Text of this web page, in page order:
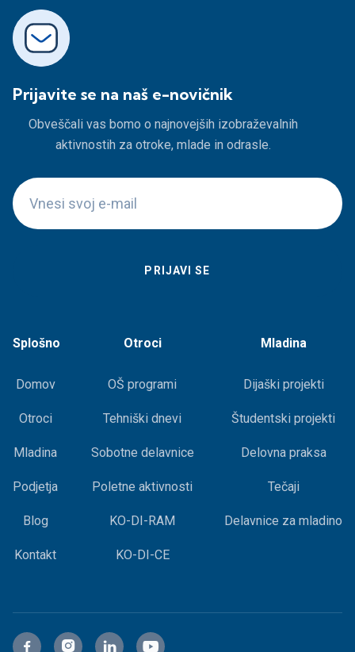
Prijavite se na naš e-novičnik
Obveščali vas bomo o najnovejših izobraževalnih
aktivnostih za otroke, mlade in odrasle.
Splošno
Domov
Otroci
Mladina
Podjetja
Blog
Kontakt
Otroci
OŠ programi
Tehniški dnevi
Sobotne delavnice
Poletne aktivnosti
KO-DI-RAM
KO-DI-CE
Mladina
Dijaški projekti
Študentski projekti
Delovna praksa
Tečaji
Delavnice za mladino
   